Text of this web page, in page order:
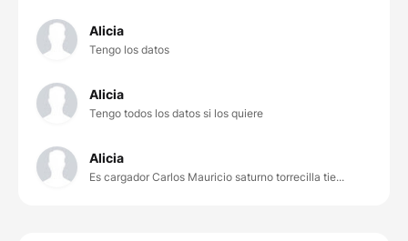
Alicia
Tengo los datos
Alicia
Tengo todos los datos si los quiere
Alicia
Es cargador Carlos Mauricio saturno torrecilla tie...